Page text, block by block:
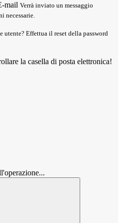
mail Verrà inviato un messaggio
necessarie.
utente? Effettua il reset della password
la casella di posta elettronica!